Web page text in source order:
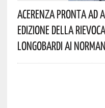
Acerenza Pronta Ad
Edizione Della
Longobardi Ai